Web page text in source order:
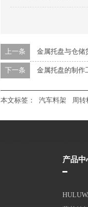
上一条 金属托盘与仓储
下一条 金属托盘的制作
本文标签： 汽车料架 周转
产品中